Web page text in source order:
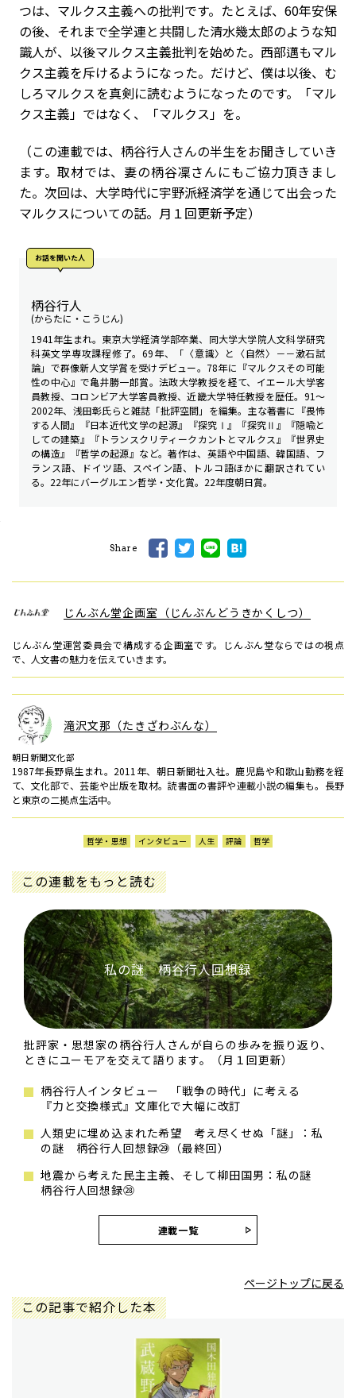
つは、マルクス主義への批判です。たとえば、60年安保
の後、それまで全学連と共闘した清水幾太郎のような知
識人が、以後マルクス主義批判を始めた。西部邁もマル
クス主義を斥けるようになった。だけど、僕は以後、む
しろマルクスを真剣に読むようになったのです。「マル
クス主義」ではなく、「マルクス」を。
（この連載では、柄谷行人さんの半生をお聞きしていき
ます。取材では、妻の柄谷凜さんにもご協力頂きまし
た。次回は、大学時代に宇野派経済学を通じて出会った
マルクスについての話。月１回更新予定）
お話を聞いた⼈
柄谷行人
(からたに・こうじん)
1941年生まれ。東京大学経済学部卒業、同大学大学院人文科学研究
科英文学専攻課程修了。69年、「〈意識〉と〈自然〉－－漱石試
論」で群像新人文学賞を受けデビュー。78年に『マルクスその可能
性の中心』で亀井勝一郎賞。法政大学教授を経て、イエール大学客
員教授、コロンビア大学客員教授、近畿大学特任教授を歴任。91～
2002年、浅田彰氏らと雑誌「批評空間」を編集。主な著書に『畏怖
する人間』『日本近代文学の起源』『探究Ⅰ』『探究Ⅱ』『隠喩と
しての建築』『トランスクリティーク――カントとマルクス』『世界史
の構造』『哲学の起源』など。著作は、英語や中国語、韓国語、フ
ランス語、ドイツ語、スペイン語、トルコ語ほかに翻訳されてい
る。22年にバーグルエン哲学・文化賞。22年度朝日賞。
Share
じんぶん堂企画室（じんぶんどうきかくしつ）
じんぶん堂運営委員会で構成する企画室です。じんぶん堂ならではの視点
で、人文書の魅力を伝えていきます。
滝沢文那（たきざわぶんな）
朝日新聞文化部
1987年長野県生まれ。2011年、朝日新聞社入社。鹿児島や和歌山勤務を経
て、文化部で、芸能や出版を取材。読書面の書評や連載小説の編集も。長野
と東京の二拠点生活中。
哲学・思想 インタビュー 人生 評論 哲学
この連載をもっと読む
私の謎 柄谷行人回想録
批評家・思想家の柄谷行人さんが自らの歩みを振り返り、
ときにユーモアを交えて語ります。（月１回更新）
柄谷行人インタビュー 「戦争の時代」に考える
『力と交換様式』文庫化で大幅に改訂
人類史に埋め込まれた希望 考え尽くせぬ「謎」：私
の謎 柄谷行人回想録㉙（最終回）
地震から考えた民主主義、そして柳田国男：私の謎
柄谷行人回想録㉘
連載一覧
ページトップに戻る
この記事で紹介した本